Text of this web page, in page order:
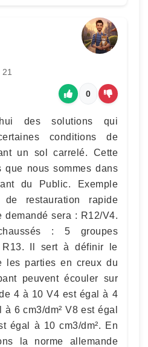
0
des solutions qui
conditions de
un sol carrelé. Cette
que nous sommes dans
du Public. Exemple
restauration rapide
demandé sera : R12/V4.
: 5 groupes
Il sert à définir le
les parties en creux du
peuvent écouler sur
4 à 10 V4 est égal à 4
à 6 cm3/dm² V8 est égal
égal à 10 cm3/dm². En
la norme allemande